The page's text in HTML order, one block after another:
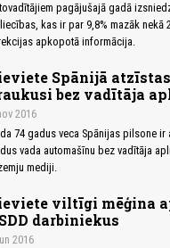
pagājušajā gadā
kas ir par 9,8% mazāk nekā
apkopotā informācija.
Spānijā
bez vadītāja
2016
74 gadus veca Spānijas pilsone ir
vada automašīnu bez vadītāja
mediji.
viltīgi mēģina
darbiniekus
2016